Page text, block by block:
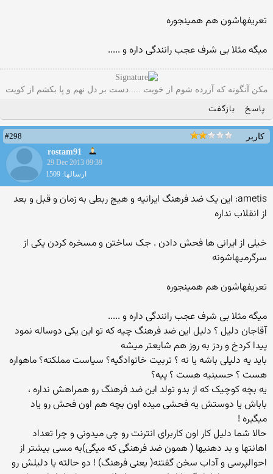
تعریفهاشون هم همینجوره
میگه مثلا بی شرف عجب رانندگی داره و .....
مکن آنگونه که آزرده شوم از خویت .....دست بر دل نهم و پا بکشم از کویت
پاسخ بازگفت
کاربر
#298
rostam91
29 Dec 2013 09:39
ارسالها: 1509
ametis: این یک ضد فرهنگ ایرانیه و هیچ ربطی به زمان و قبل و بعد
از انقلاب نداره
خیلی از ایرانی ها فحش دادن . جک ساختن و مسخره کردن یکی از
سرگرمیهاشونه
تعریفهاشون هم همینجوره
میگه مثلا بی شرف عجب رانندگی داره و .....
آقاجان دلیل ؟ دلیل این ضد فرهنگ چیه که تو این یکی دوساله نمود
پیدا کردخ و ردز به روز هم شایعتر میشه
باید یه دلیلی باشه یا نه ؟ تربیت خانوادگیه؟ سیاست مملکته؟ ماهواره
هست ؟ حسینیه هست ؟ پیه؟
یه بچه کوچیک که از بدو تولد این ضد فرهنگ رو همراهش نداره ،
باباش یا دوستش یه فحشی میده اون بچه هم اون فحش رو یاد
میگیره !
حالا شما دلیل کار اون کاربرای انترنت رو چی میدونی و چرا تعداد
اهانتها و بد دهنیها ( همون ضد فرهنگی که میگی)به مسی بیشتر از
احوالپرسی و آداب سخن گفتنه( یعنی فرهنگ) ! دو حالته یا دلیلش رو